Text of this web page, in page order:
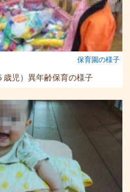
保育園の様⼦
児）異年齢保育の様子